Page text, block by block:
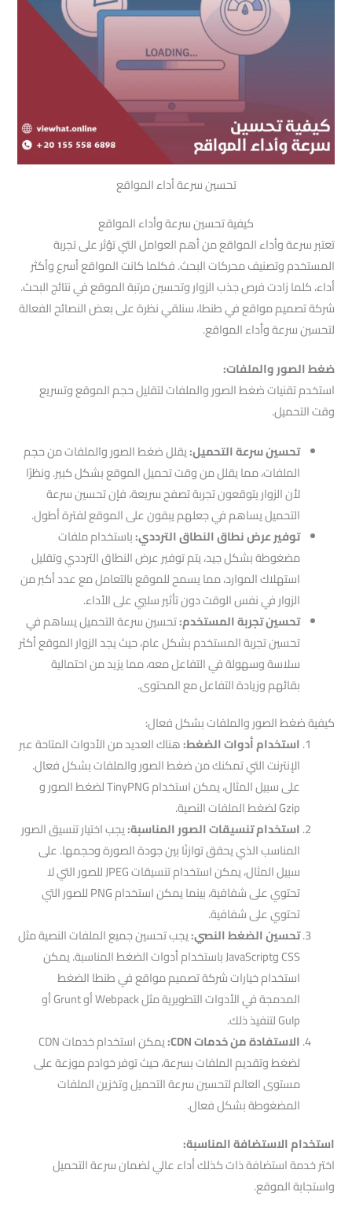
تحسين سرعة أداء المواقع
كيفية تحسين سرعة وأداء المواقع
تعتبر سرعة وأداء المواقع من أهم العوامل التي تؤثر على تجربة
المستخدم وتصنيف محركات البحث. فكلما كانت المواقع أسرع وأكثر
أداء، كلما زادت فرص جذب الزوار وتحسين مرتبة الموقع في نتائج البحث.
شركة تصميم مواقع في طنطا، سنلقي نظرة على بعض النصائح الفعالة
لتحسين سرعة وأداء المواقع.
ضغط الصور والملفات:
استخدم تقنيات ضغط الصور والملفات لتقليل حجم الموقع وتسريع
وقت التحميل.
تحسين سرعة التحميل:يقلل ضغط الصور والملفات من حجم
الملفات، مما يقلل من وقت تحميل الموقع بشكل كبير. ونظرًا
لأن الزوار يتوقعون تجربة تصفح سريعة، فإن تحسين سرعة
التحميل يساهم في جعلهم يبقون على الموقع لفترة أطول.
توفير عرض نطاق النطاق الترددي:باستخدام ملفات
مضغوطة بشكل جيد، يتم توفير عرض النطاق الترددي وتقليل
استهلاك الموارد، مما يسمح للموقع بالتعامل مع عدد أكبر من
الزوار في نفس الوقت دون تأثير سلبي على الأداء.
تحسين تجربة المستخدم:تحسين سرعة التحميل يساهم في
تحسين تجربة المستخدم بشكل عام، حيث يجد الزوار الموقع أكثر
سلاسة وسهولة في التفاعل معه، مما يزيد من احتمالية
بقائهم وزيادة التفاعل مع المحتوى.
كيفية ضغط الصور والملفات بشكل فعال:
استخدام أدوات الضغط:هناك العديد من الأدوات المتاحة عبر
الإنترنت التي تمكنك من ضغط الصور والملفات بشكل فعال.
على سبيل المثال، يمكن استخدام TinyPNG لضغط الصور و
Gzip لضغط الملفات النصية.
استخدام تنسيقات الصور المناسبة:يجب اختيار تنسيق الصور
المناسب الذي يحقق توازنًا بين جودة الصورة وحجمها. على
سبيل المثال، يمكن استخدام تنسيقات JPEG للصور التي لا
تحتوي على شفافية، بينما يمكن استخدام PNG للصور التي
تحتوي على شفافية.
تحسين الضغط النصي:يجب تحسين جميع الملفات النصية مثل
CSS وJavaScript باستخدام أدوات الضغط المناسبة. يمكن
استخدام خيارات شركة تصميم مواقع في طنطا الضغط
المدمجة في الأدوات التطويرية مثل Webpack أو Grunt أو
Gulp لتنفيذ ذلك.
الاستفادة من خدمات CDN:
يمكن استخدام خدمات CDN
لضغط وتقديم الملفات بسرعة، حيث توفر خوادم موزعة على
مستوى العالم لتحسين سرعة التحميل وتخزين الملفات
المضغوطة بشكل فعال.
استخدام الاستضافة المناسبة:
اختر خدمة استضافة ذات كذلك أداء عالي لضمان سرعة التحميل
واستجابة الموقع.